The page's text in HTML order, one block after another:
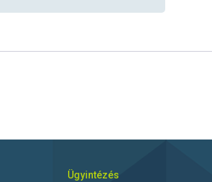
Ügyintézés